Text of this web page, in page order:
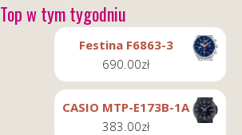
Top w tym tygodniu
Festina F6863-3
690.00zł
CASIO MTP-E173B-1A
383.00zł